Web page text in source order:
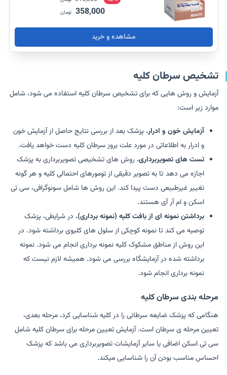
358,000 تومان
مشاهده و خرید
تشخیص سرطان کلیه
آزمایش و روش هایی که برای تشخیص سرطان کلیه استفاده می شود، شامل
موارد زیر است:
آزمایش خون و ادرار. پزشک بعد از بررسی نتایج حاصل از آزمایش خون
و ادرار به اطلاعاتی در مورد علت بروز سرطان کلیه دست خواهد یافت.
تست های تصویربرداری. روش های تشخیصی تصویربرداری به پزشک
اجازه می دهد تا به تصویر دقیقی از تومورهای احتمالی کلیه و هر گونه
تغییر غیرطبیعی دست پیدا کند. این روش ها شامل سونوگرافی، سی تی
اسکن و ام آر آی هستند.
برداشتن نمونه ای از بافت کلیه (نمونه برداری). در شرایطی، پزشک
توصیه می کند تا نمونه کوچکی از سلول های کلیوی برداشته شود. در
این روش از مناطق مشکوک کلیه نمونه برداری انجام می شود. نمونه
برداشته شده در آزمایشگاه بررسی می شود. همیشه لازم نیست که
نمونه برداری انجام شود.
مرحله بندی سرطان کلیه
هنگامی که پزشک ضایعه سرطانی را در کلیه شناسایی کرد، مرحله بعدی،
تعیین مرحله ی سرطان است. آزمایش تعیین مرحله برای سرطان کلیه شامل
سی تی اسکن اضافی یا سایر آزمایشات تصویربرداری می باشد که پزشک
احساس مناسب بودن آن را شناسایی میکند.